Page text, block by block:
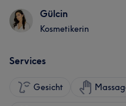
Gülcin
Kosmetikerin
Services
Gesicht